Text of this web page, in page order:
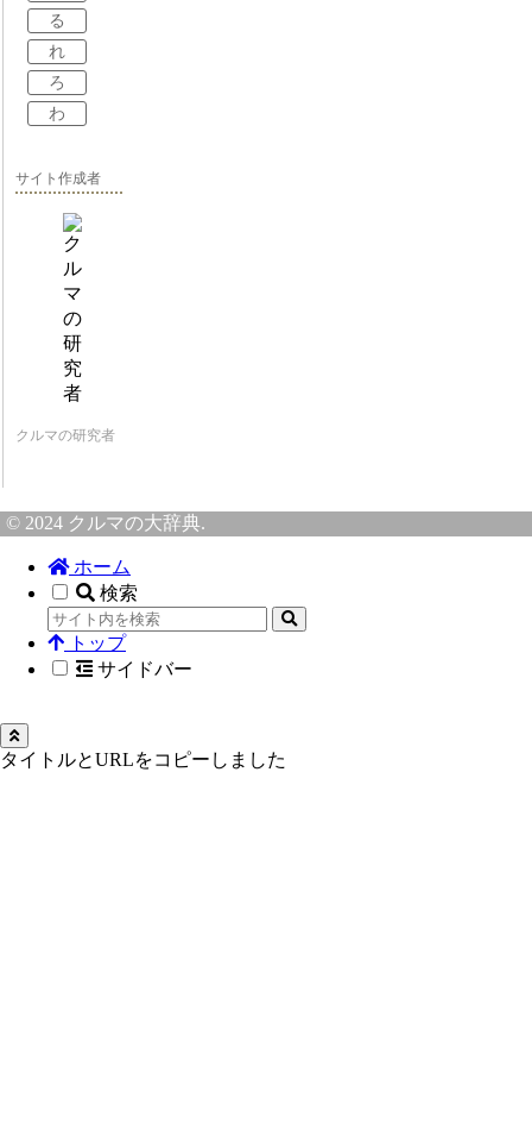
る
れ
ろ
わ
サイト作成者
クルマの研究者
© 2024 クルマの大辞典.
ホーム
検索
トップ
サイドバー
タイトルとURLをコピーしました